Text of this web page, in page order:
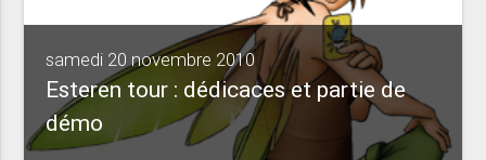
samedi 20 novembre 2010
Esteren tour : dédicaces et partie de
démo